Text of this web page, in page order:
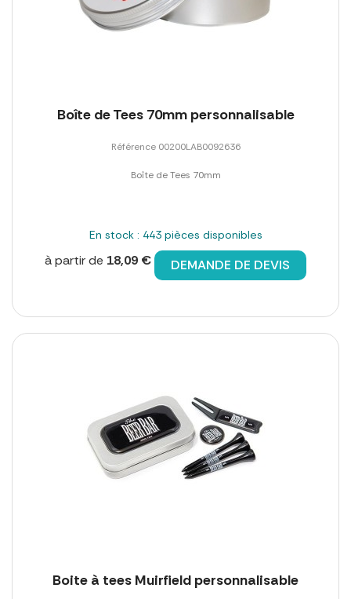
Boîte de Tees 70mm personnalisable
Référence 00200LAB0092636
Boîte de Tees 70mm
En stock : 443 pièces disponibles
à partir de 18,09 € DEMANDE DE DEVIS
Boite à tees Muirfield personnalisable